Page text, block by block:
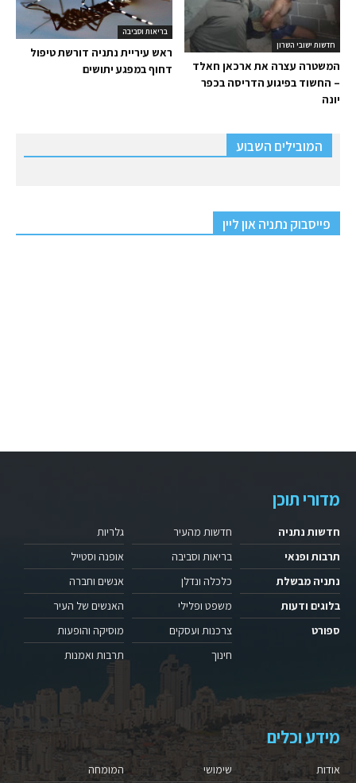
בריאות וסביבה
ראש עיריית נתניה דורשת טיפול
דחוף במפגע יתושים
חדשות ישובי השרון
המשטרה עצרה את ארכאן חאלד
– החשוד בפיגוע הדריסה בכפר
יונה
המובילים השבוע
פייסבוק נתניה און ליין
מדורי תוכן
חדשות נתניה
תרבות ופנאי
נתניה מבשלת
בלוגים ודעות
ספורט
חדשות מהעיר
בריאות וסביבה
כלכלה ונדלן
משפט ופלילי
צרכנות ועסקים
חינוך
גלריות
אופנה וסטייל
אנשים וחברה
האנשים של העיר
מוסיקה והופעות
תרבות ואמנות
מידע וכלים
אודות
שימושי
המומחה